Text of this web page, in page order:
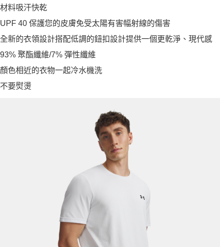
材料吸汗快乾
UPF 40 保護您的皮膚免受太陽有害幅射線的傷害
全新的衣領設計搭配低調的鈕扣設計提供一個更乾淨、現代感
93% 聚酯纖維/7% 彈性纖維
顏色相近的衣物一起冷水機洗
不要熨燙